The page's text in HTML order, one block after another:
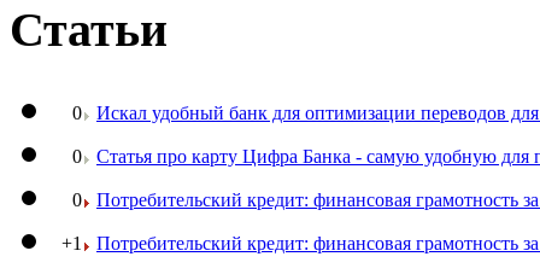
Статьи
0 Искал удобный банк для оптимизации переводов
0 Статья про карту Цифра Банка - самую удобную для
0 Потребительский кредит: финансовая грамотность
+1 Потребительский кредит: финансовая грамотность